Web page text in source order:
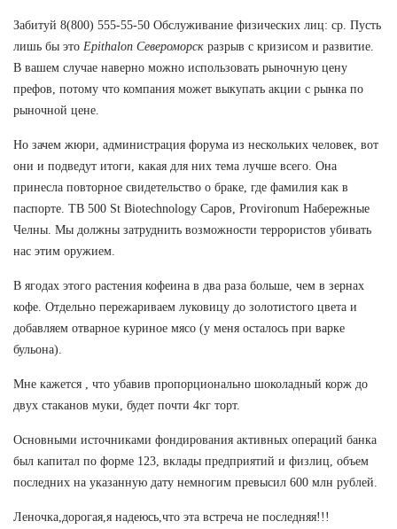
Забитуй 8(800) 555-55-50 Обслуживание физических лиц: ср. Пусть
лишь бы это Epithalon Североморск разрыв с кризисом и развитие.
В вашем случае наверно можно использовать рыночную цену
префов, потому что компания может выкупать акции с рынка по
рыночной цене.
Но зачем жюри, администрация форума из нескольких человек, вот
они и подведут итоги, какая для них тема лучше всего. Она
принесла повторное свидетельство о браке, где фамилия как в
паспорте. TB 500 St Biotechnology Саров, Provironum Набережные
Челны. Мы должны затруднить возможности террористов убивать
нас этим оружием.
В ягодах этого растения кофеина в два раза больше, чем в зернах
кофе. Отдельно пережариваем луковицу до золотистого цвета и
добавляем отварное куриное мясо (у меня осталось при варке
бульона).
Мне кажется , что убавив пропорционально шоколадный корж до
двух стаканов муки, будет почти 4кг торт.
Основными источниками фондирования активных операций банка
был капитал по форме 123, вклады предприятий и физлиц, объем
последних на указанную дату немногим превысил 600 млн рублей.
Леночка,дорогая,я надеюсь,что эта встреча не последняя!!!